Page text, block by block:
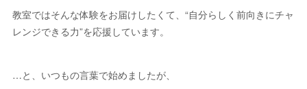
教室ではそんな体験をお届けしたくて、“自分らしく前向きにチャ
レンジできる力”を応援しています。
…と、いつもの言葉で始めましたが、